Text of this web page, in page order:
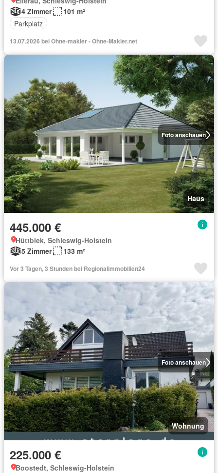
4 Zimmer
101 m²
Parkplatz
13.07.2026 bei Ohne-makler - Ohne-Makler.net
Foto anschauen
Haus
445.000 €
Hüttblek, Schleswig-Holstein
5 Zimmer
133 m²
Vor 3 Tagen, 3 Stunden bei Regionalimmobilien24
Foto anschauen
Wohnung
225.000 €
Boostedt, Schleswig-Holstein